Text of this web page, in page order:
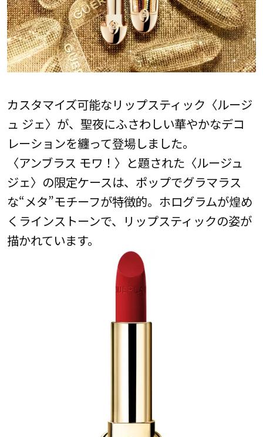
カスタマイズ可能なリップスティック〈ルージ
ュ ジェ〉が、聖夜にふさわしい華やかなデコ
レーションを纏って登場しました。
〈アンブラス モワ！〉と題された〈ルージュ
ジェ〉の限定ケースは、ポップでグラマラス
な“メタ”モチーフが特徴的。ホログラムが煌め
くラインストーンで、リップスティックの姿が
描かれています。